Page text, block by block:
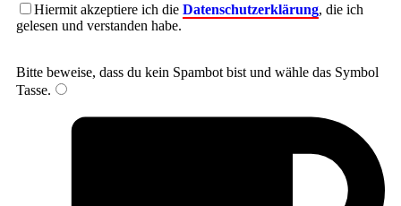
Hiermit akzeptiere ich die Datenschutzerklärung, die ich
gelesen und verstanden habe.
Bitte beweise, dass du kein Spambot bist und wähle das Symbol
Tasse.